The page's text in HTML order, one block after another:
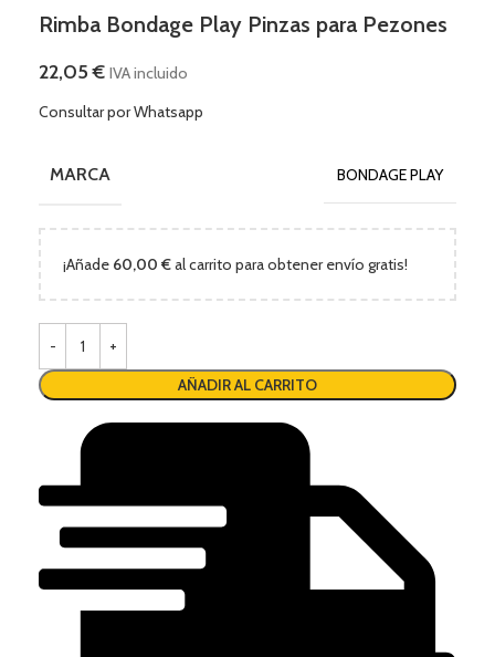
Rimba Bondage Play Pinzas para Pezones
22,05€ IVA incluido
Consultar por Whatsapp
MARCA BONDAGE PLAY
¡Añade 60,00 €al carrito para obtener envío gratis!
AÑADIR AL CARRITO